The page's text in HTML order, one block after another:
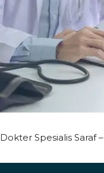
Dokter Spesialis Saraf